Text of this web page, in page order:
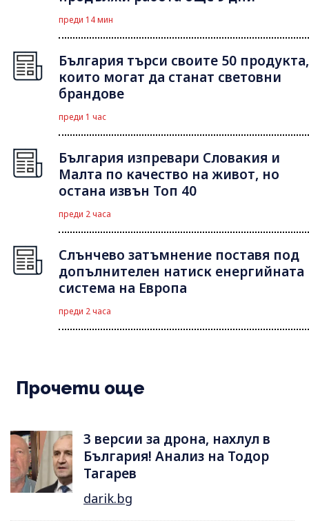
преди 14 мин
България търси своите 50 продукта,
които могат да станат световни
брандове
преди 1 час
България изпревари Словакия и
Малта по качество на живот, но
остана извън Топ 40
преди 2 часа
Слънчево затъмнение поставя под
допълнителен натиск енергийната
система на Европа
преди 2 часа
Прочети още
3 версии за дрона, нахлул в
България! Анализ на Тодор
Тагарев
darik.bg